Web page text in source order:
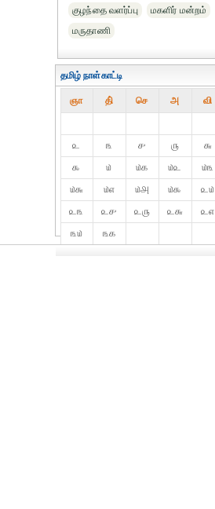
குழந்தை வளர்ப்பு
மகளிர் மன்றம்
மருதாணி
தமிழ் நாள்காட்டி
ஞா தி் செ அ வி
௨
௩ ௪ ௫ ௬
௯
௰ ௰௧ ௰௨ ௰௩
௰௬
௰௭ ௰௮ ௰௯ ௨௰
௨௩
௨௪ ௨௫ ௨௬ ௨௭
௩௰
௩௧